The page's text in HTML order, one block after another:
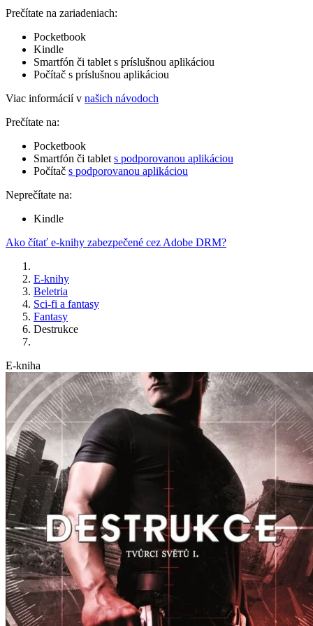
Prečítate na zariadeniach:
Pocketbook
Kindle
Smartfón či tablet s príslušnou aplikáciou
Počítač s príslušnou aplikáciou
Viac informácií v našich návodoch
Prečítate na:
Pocketbook
Smartfón či tablet s podporovanou aplikáciou
Počítač s podporovanou aplikáciou
Neprečítate na:
Kindle
Ako čítať e-knihy zabezpečené cez Adobe DRM?
E-knihy
Beletria
Sci-fi a fantasy
Fantasy
Destrukce
E-kniha